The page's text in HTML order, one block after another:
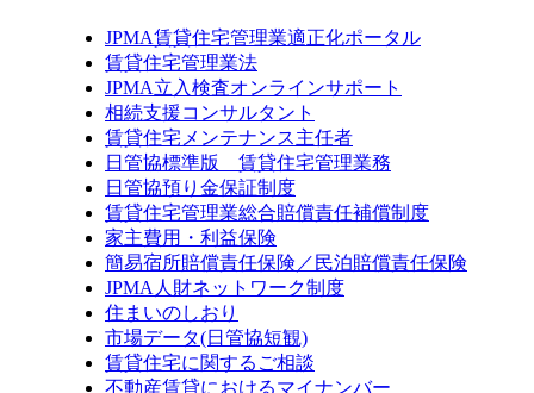
JPMA賃貸住宅管理業適正化ポータル
賃貸住宅管理業法
JPMA立入検査オンラインサポート
相続支援コンサルタント
賃貸住宅メンテナンス主任者
日管協標準版 賃貸住宅管理業務
日管協預り金保証制度
賃貸住宅管理業総合賠償責任補償制度
家主費用・利益保険
簡易宿所賠償責任保険／民泊賠償責任保険
JPMA人財ネットワーク制度
住まいのしおり
市場データ(日管協短観)
賃貸住宅に関するご相談
不動産賃貸におけるマイナンバー